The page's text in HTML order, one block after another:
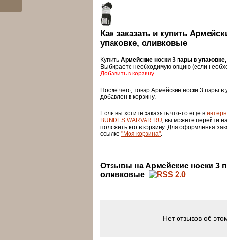
Как заказать и купить
упаковке, оливковые
Купить Армейские носки 3 пары в
Выбираете необходимую опцию (если
Добавить в корзину.
После чего, товар Армейские носки 3 пары в
добавлен в корзину.
Если вы хотите заказать что-то еще в
BUNDES.WARVAR.RU , вы можете перейти
положить его в корзину. Для оформления
ссылке "Моя корзина"
Отзывы на Армейские носки 3
оливковые
Нет отзывов об